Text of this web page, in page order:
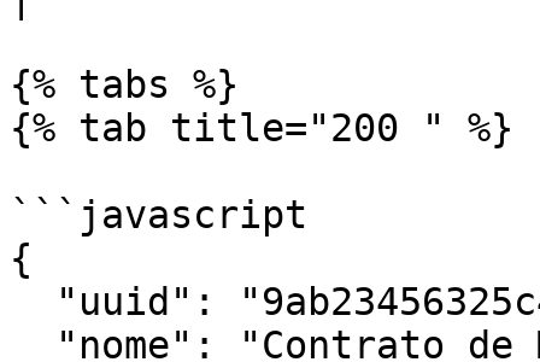
{% tabs %}
{% tab title="200 " %}
```javascript
{